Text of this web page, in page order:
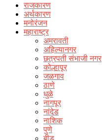
राजकारण
अर्थकारण
मनोरंजन
महाराष्ट्र
अमरावती
अहिल्यानगर
छत्रपती संभाजी नगर
कोल्हापूर
जळगाव
ठाणे
धुळे
नागपूर
नांदेड
नाशिक
पुणे
बीड